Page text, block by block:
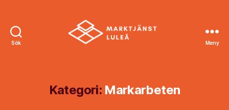
Sök Meny
Kategori: Markarbeten